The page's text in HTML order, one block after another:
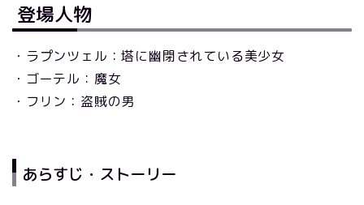
登場人物
・ラプンツェル：塔に幽閉されている美少女
・ゴーテル：魔女
・フリン：盗賊の男
あらすじ・ストーリー